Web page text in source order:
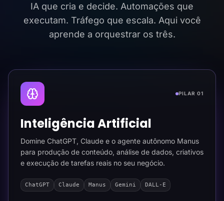
IA que cria e decide. Automações que
executam. Tráfego que escala. Aqui você
aprende a orquestrar os três.
PILAR 01
Inteligência Artificial
Domine ChatGPT, Claude e o agente autônomo Manus
para produção de conteúdo, análise de dados, criativos
e execução de tarefas reais no seu negócio.
ChatGPT Claude Manus Gemini DALL-E